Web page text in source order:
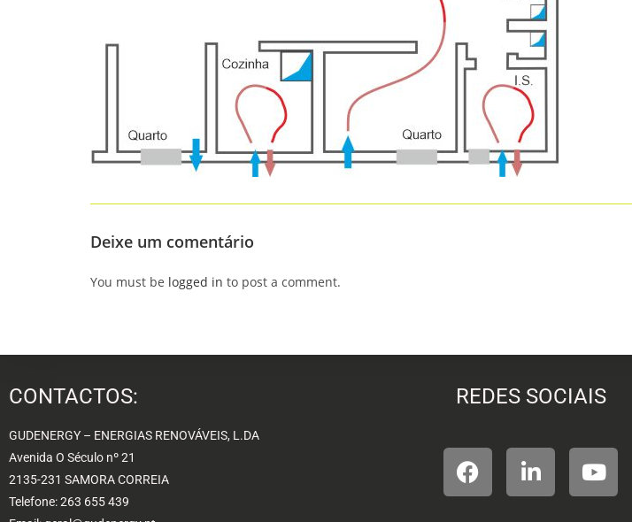
Deixe um comentário
You must be logged in to post a comment.
CONTACTOS:
GUDENERGY – ENERGIAS RENOVÁVEIS, L.DA
Avenida O Século nº 21
2135-231 SAMORA CORREIA
Telefone: 263 655 439
REDES SOCIAIS